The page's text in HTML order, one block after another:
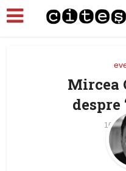
Mircea
despre
16